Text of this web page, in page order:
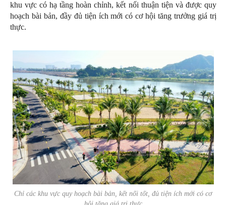
khu vực có hạ tầng hoàn chỉnh, kết nối thuận tiện và được quy
hoạch bài bản, đầy đủ tiện ích mới có cơ hội tăng trưởng giá trị
thực.
Chỉ các khu vực quy hoạch bài bản, kết nối tốt, đủ tiện ích mới có cơ